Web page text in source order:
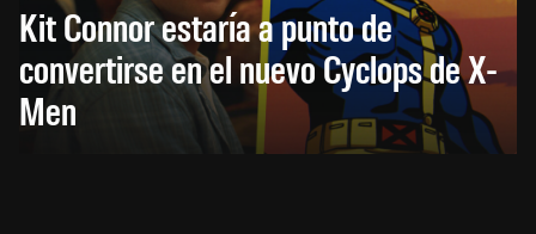
Kit Connor estaría a punto de
convertirse en el nuevo Cyclops de X-
Men